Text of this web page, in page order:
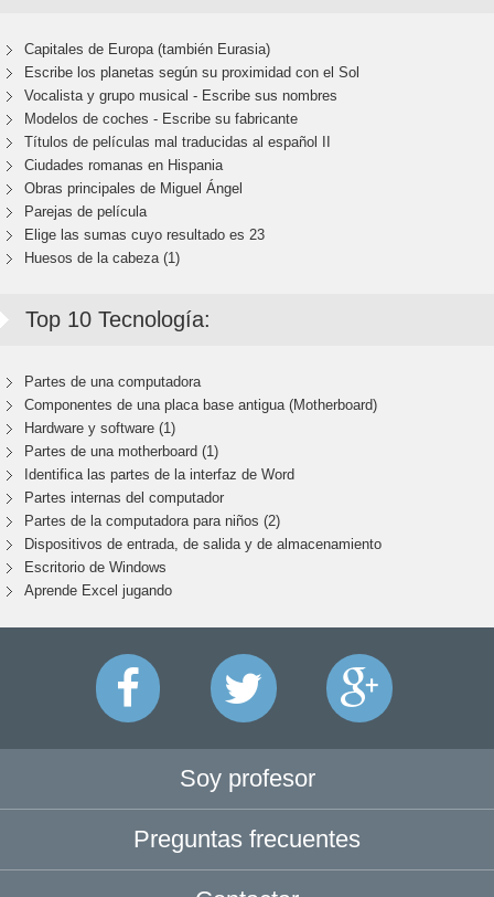
Capitales de Europa (también Eurasia)
Escribe los planetas según su proximidad con el Sol
Vocalista y grupo musical - Escribe sus nombres
Modelos de coches - Escribe su fabricante
Títulos de películas mal traducidas al español II
Ciudades romanas en Hispania
Obras principales de Miguel Ángel
Parejas de película
Elige las sumas cuyo resultado es 23
Huesos de la cabeza (1)
Top 10 Tecnología:
Partes de una computadora
Componentes de una placa base antigua (Motherboard)
Hardware y software (1)
Partes de una motherboard (1)
Identifica las partes de la interfaz de Word
Partes internas del computador
Partes de la computadora para niños (2)
Dispositivos de entrada, de salida y de almacenamiento
Escritorio de Windows
Aprende Excel jugando
Soy profesor
Preguntas frecuentes